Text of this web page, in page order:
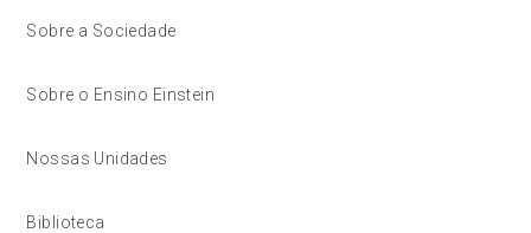
Sobre a Sociedade
Sobre o Ensino Einstein
Nossas Unidades
Biblioteca